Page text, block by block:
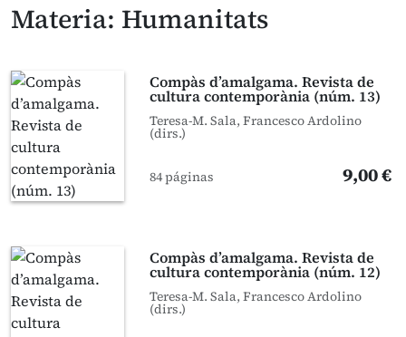
Materia: Humanitats
Compàs d’amalgama. Revista de
cultura contemporània (núm. 13)
Teresa-M. Sala, Francesco Ardolino
(dirs.)
84 páginas 9,00 €
Compàs d’amalgama. Revista de
cultura contemporània (núm. 12)
Teresa-M. Sala, Francesco Ardolino
(dirs.)